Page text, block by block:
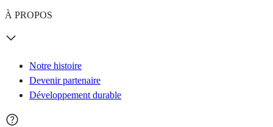
À PROPOS
Notre histoire
Devenir partenaire
Développement durable